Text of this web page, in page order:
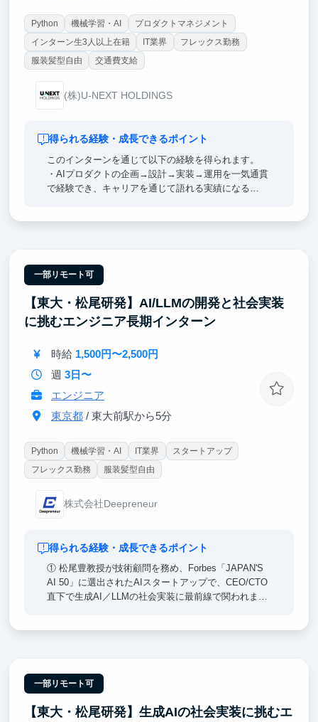
Python 機械学習・AI
プロダクトマネジメント
インターン生3人以上在籍
IT業界
フレックス勤務
服装髪型自由
交通費支給
(株)U-NEXT HOLDINGS
得られる経験・成長できるポイント
このインターンを通じて以下の経験を得られます。
・AIプロダクトの企画→設計→実装→運用を一気通貫
で経験でき、キャリアを通じて語れる実績になる
る人材」に近づける
・エンタメ・通信・店舗・バックオフィスなど多業種
の課題に触れ、技術の応用力と業界を横断する視野が
身につく
・立ち上げ期のAIチームに参画し、仕組みづくりから
一部リモート可
【東大・松尾研発】AI/LLMの開発と社会実装
に挑むエンジニア長期インターン
時給 1,500円〜2,500円
週 3日〜
エンジニア
東京都/ 東大前駅から5分
Python 機械学習・AI IT業界
スタートアップ
フレックス勤務
服装髪型自由
株式会社Deepreneur
得られる経験・成長できるポイント
① 松尾豊教授が技術顧問を務め、Forbes「JAPAN'S
AI 50」に選出されたAIスタートアップで、CEO/CTO
直下で生成AI／LLMの社会実装に最前線で関われま
一部リモート可
【東大・松尾研発】生成AIの社会実装に挑むエ